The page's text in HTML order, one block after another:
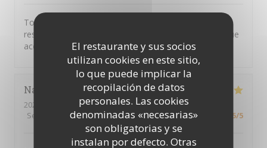
El restaurante y sus socios
utilizan cookies en este sitio,
lo que puede implicar la
recopilación de datos
personales. Las cookies
denominadas «necesarias»
son obligatorias y se
instalan por defecto. Otras
Toujours aussi bon et bon accueil… j’ai découvert ce
restaurant il y’a quelques temps et j’avoue être devenue
accro. Merci pour l’accueil et le professionnalisme
Nathalie
2024-02-18
- 12:30 - Invitados 6
Servicio
/5 Ambiente:5/5 Menú:5/5 Calidad / Precio 5/5